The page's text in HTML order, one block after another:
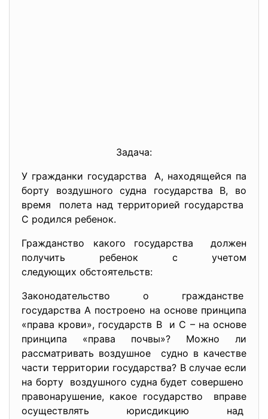
Задача:
У гражданки государства А, находящейся па
борту воздушного судна государства В, во
время полета над территорией государства
С родился ребенок.
Гражданство какого государства должен
получить ребенок с учетом
следующих обстоятельств:
Законодательство о гражданстве
государства А построено на основе принципа
«права крови», государств В и С – на основе
принципа «права почвы»? Можно ли
рассматривать воздушное судно в качестве
части территории государства? В случае если
на борту воздушного судна будет совершено
правонарушение, какое государство вправе
осуществлять юрисдикцию над